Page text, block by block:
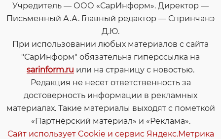
Учредитель — ООО «СарИнформ». Директор —
Письменный А.А. Главный редактор — Спринчанэ
Д.Ю.
При использовании любых материалов с сайта
"СарИнформ" обязательна гиперссылка на
sarinform.ru или на страницу с новостью.
Редакция не несет ответственность за
достоверность информации в рекламных
материалах. Такие материалы выходят с пометкой
«Партнёрский материал» и «Реклама».
Сайт использует Cookie и сервиc Яндекс.Метрика